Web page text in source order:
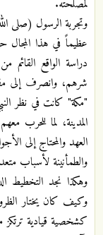
لمصلحته.
وتجربة الرسول (صلى
عظيماً في هذا
دراسة الواقع القائم
شرهم، وانصرف إلى
"مكة" كانت في نظر
المدينة، لما للحرب
العهد والمحتاج إلى
والطمأنينة لأسباب
وهكذا نجد التخطيط
وكيف كان يختار
كشخصية قيادية ترتكز